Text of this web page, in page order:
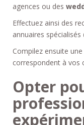
agences ou des
Effectuez ainsi des
annuaires spécialisés
Compilez ensuite
correspondent à vos
Opter